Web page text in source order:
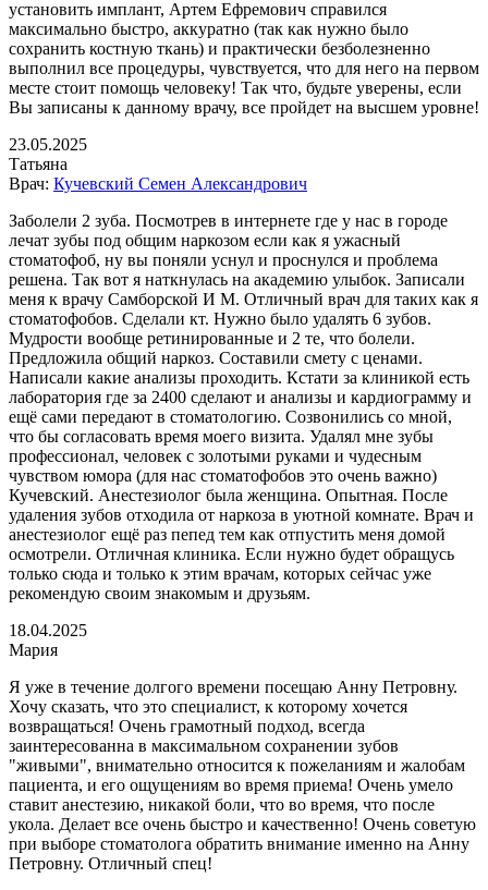
установить имплант, Артем Ефремович справился
максимально быстро, аккуратно (так как нужно было
сохранить костную ткань) и практически безболезненно
выполнил все процедуры, чувствуется, что для него на первом
месте стоит помощь человеку! Так что, будьте уверены, если
Вы записаны к данному врачу, все пройдет на высшем уровне!
23.05.2025
Татьяна
Врач: Кучевский Семен Александрович
Заболели 2 зуба. Посмотрев в интернете где у нас в городе
лечат зубы под общим наркозом если как я ужасный
стоматофоб, ну вы поняли уснул и проснулся и проблема
решена. Так вот я наткнулась на академию улыбок. Записали
меня к врачу Самборской И М. Отличный врач для таких как я
стоматофобов. Сделали кт. Нужно было удалять 6 зубов.
Мудрости вообще ретинированные и 2 те, что болели.
Предложила общий наркоз. Составили смету с ценами.
Написали какие анализы проходить. Кстати за клиникой есть
лаборатория где за 2400 сделают и анализы и кардиограмму и
ещё сами передают в стоматологию. Созвонились со мной,
что бы согласовать время моего визита. Удалял мне зубы
профессионал, человек с золотыми руками и чудесным
чувством юмора (для нас стоматофобов это очень важно)
Кучевский. Анестезиолог была женщина. Опытная. После
удаления зубов отходила от наркоза в уютной комнате. Врач и
анестезиолог ещё раз пепед тем как отпустить меня домой
осмотрели. Отличная клиника. Если нужно будет обращусь
только сюда и только к этим врачам, которых сейчас уже
рекомендую своим знакомым и друзьям.
18.04.2025
Мария
Я уже в течение долгого времени посещаю Анну Петровну.
Хочу сказать, что это специалист, к которому хочется
возвращаться! Очень грамотный подход, всегда
заинтересованна в максимальном сохранении зубов
"живыми", внимательно относится к пожеланиям и жалобам
пациента, и его ощущениям во время приема! Очень умело
ставит анестезию​, никакой боли, что во время, что после
укола​. Делает все очень быстро и качественно! Очень советую
при выборе стоматолога обратить внимание именно на Анну
Петровну. Отличный спец!